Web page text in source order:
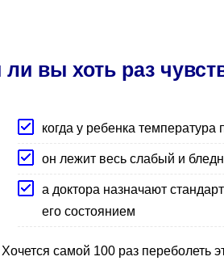
вы хоть раз
когда у ребенка температура
он лежит весь слабый и
а доктора назначают
его состоянием
Хочется самой 100 раз переболеть